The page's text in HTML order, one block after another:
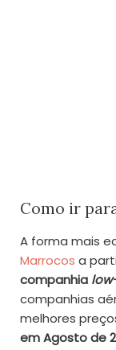
Como ir
A forma mais
Marrocos a
companhia
companhias
melhores
em Agosto de